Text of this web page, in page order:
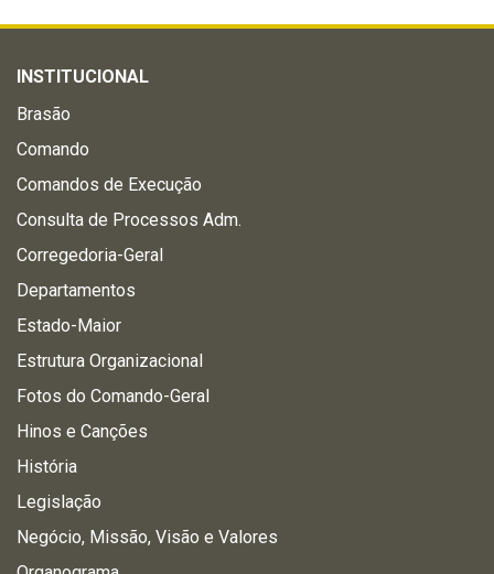
INSTITUCIONAL
Brasão
Comando
Comandos de Execução
Consulta de Processos Adm.
Corregedoria-Geral
Departamentos
Estado-Maior
Estrutura Organizacional
Fotos do Comando-Geral
Hinos e Canções
História
Legislação
Negócio, Missão, Visão e Valores